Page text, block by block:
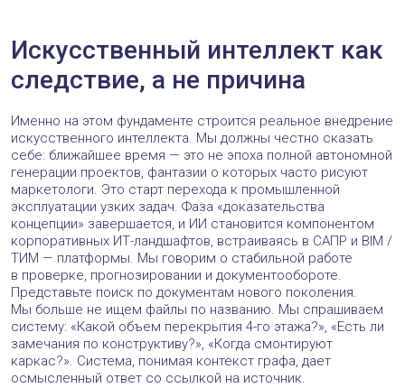
Искусственный интеллект как
следствие, а не причина
Именно на этом фундаменте строится реальное внедрение
искусственного интеллекта. Мы должны честно сказать
себе: ближайшее время — это не эпоха полной автономной
генерации проектов, фантазии о которых часто рисуют
маркетологи. Это старт перехода к промышленной
эксплуатации узких задач. Фаза «доказательства
концепции» завершается, и ИИ становится компонентом
корпоративных ИТ-ландшафтов, встраиваясь в САПР и BIM /
ТИМ — платформы. Мы говорим о стабильной работе
в проверке, прогнозировании и документообороте.
Представьте поиск по документам нового поколения.
Мы больше не ищем файлы по названию. Мы спрашиваем
систему: «Какой объем перекрытия 4-го этажа?», «Есть ли
замечания по конструктиву?», «Когда смонтируют
каркас?». Система, понимая контекст графа, дает
осмысленный ответ со ссылкой на источник.